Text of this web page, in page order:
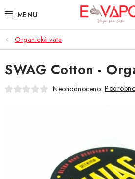
na
3D TISK
TIPY ZA DOBROU CENU
AROMATA A PŘÍCHUTĚ
Organická vata
SWAG Cotton -
Neohodnoceno